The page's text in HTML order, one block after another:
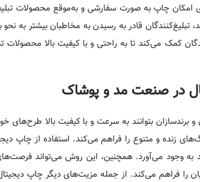
چاپ به صورت سفارشی و به‌موقع محصولات
قادر به رسیدن به مخاطبان بیشتر به
کمک می‌کند تا به راحتی و با کیفیت بالا
در صنعت مد و پوشاک
بتوانند به سرعت و با کیفیت بالا طرح‌های
زنده و متنوع را فراهم می‌کند. استفاده از چاپ
به وجود می‌آورد. همچنین، این روش می‌تواند
را فراهم می‌کند. از جمله مزیت‌های دیگر چاپ